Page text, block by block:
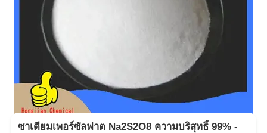
ซาเดียมเพอร์ซัลฟาต Na2S2O8 ความบริสุทธิ์ 99% -